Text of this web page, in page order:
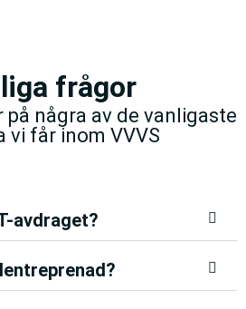
frågor
på några av de vanligaste
vi får inom VVVS
avdraget?